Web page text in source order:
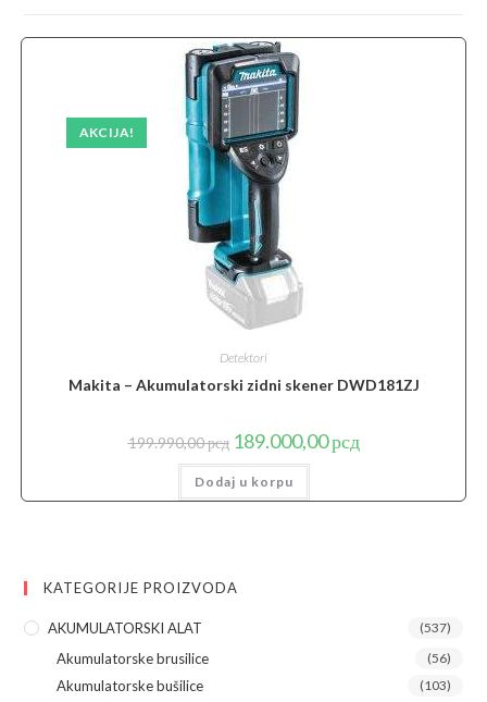
AKCIJA!
Detektori
Makita – Akumulatorski zidni skener DWD181ZJ
199.990,00рсд Originalna
cena
je
bila:
199.990,00 рсд.
189.000,00рсдTrenutna
cena
Dodaj u korpu
KATEGORIJE PROIZVODA
AKUMULATORSKI ALAT (537)
Akumulatorske brusilice (56)
Akumulatorske bušilice (103)